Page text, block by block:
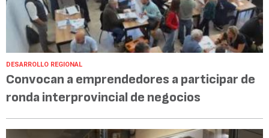
DESARROLLO REGIONAL
Convocan a emprendedores a participar de
ronda interprovincial de negocios